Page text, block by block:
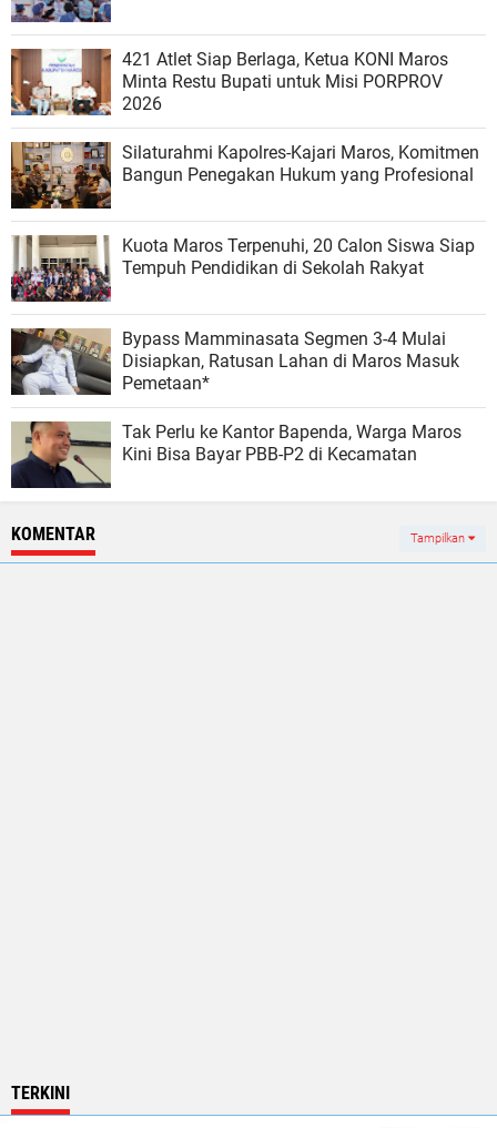
421 Atlet Siap Berlaga, Ketua KONI Maros
Minta Restu Bupati untuk Misi PORPROV
2026
Silaturahmi Kapolres-Kajari Maros, Komitmen
Bangun Penegakan Hukum yang Profesional
Kuota Maros Terpenuhi, 20 Calon Siswa Siap
Tempuh Pendidikan di Sekolah Rakyat
Bypass Mamminasata Segmen 3-4 Mulai
Disiapkan, Ratusan Lahan di Maros Masuk
Pemetaan*
Tak Perlu ke Kantor Bapenda, Warga Maros
Kini Bisa Bayar PBB-P2 di Kecamatan
KOMENTAR Tampilkan
TERKINI